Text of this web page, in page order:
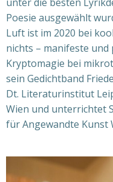
Poesie ausgewählt
Luft ist im 2020 bei
nichts – manifeste
Kryptomagie bei
sein Gedichtband
Dt. Literaturinstitut
Wien und unterrichtet
für Angewandte Kunst